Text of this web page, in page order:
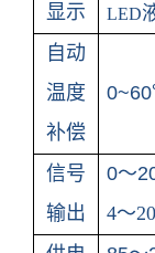
显示 LED
自动
温度
补偿
0~60
信号
输出
0～
4～